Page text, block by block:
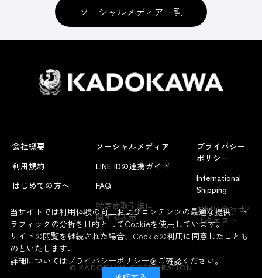
よくあるお問い合わせ
ソーシャルメディア一覧
会社概要
利用規約
はじめての方へ
ソーシャルメディア
LINE IDの連携ガイド
FAQ
特定商取引法に
関する表示
プライバシー
ポリシー
International
Shipping
お問い合わせ/
リクエスト
© KADOKAWA CORPORATION
当サイトでは利用体験の向上およびコンテンツの最適な提供、ト
ラフィックの分析を目的としてCookieを使用しています。
サイトの閲覧を継続された場合、Cookieの利用に同意したことも
のといたします。
詳細についてはプライバシーポリシーをご確認ください。